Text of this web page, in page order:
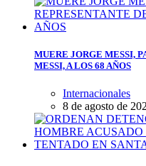
MUERE JORGE MESSI,
MESSI, A LOS 68 AÑOS
Internacionales
8 de agosto de